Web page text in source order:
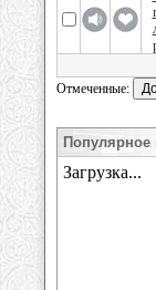
Отмеченные:
Популярное